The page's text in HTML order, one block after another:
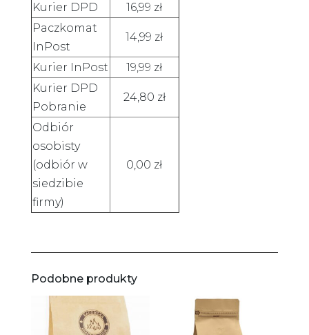
Kurier DPD
16,99 zł
Paczkomat
InPost
14,99 zł
Kurier InPost
19,99 zł
Kurier DPD
Pobranie
24,80 zł
Odbiór
osobisty
(odbiór w
siedzibie
firmy)
0,00 zł
Podobne produkty